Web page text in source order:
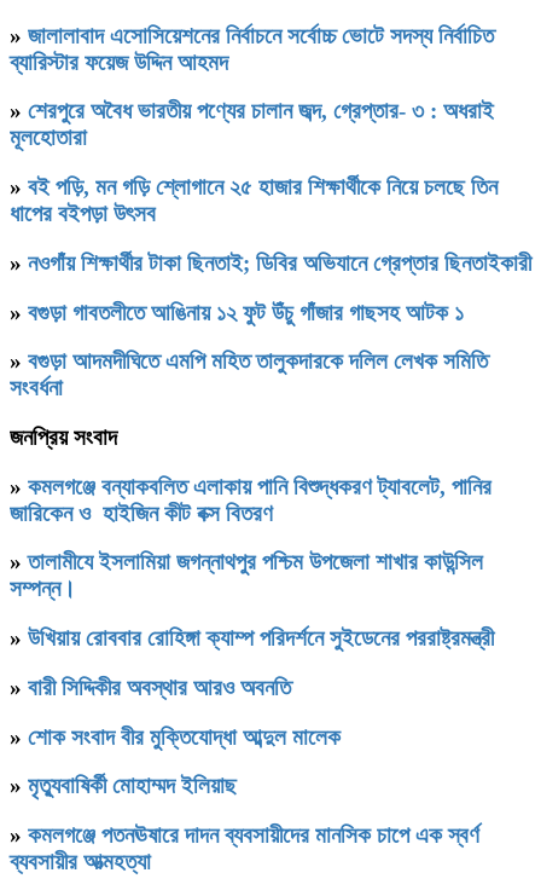
» জালালাবাদ এসোসিয়েশনের নির্বাচনে সর্বোচ্চ ভোটে সদস্য নির্বাচিত
ব্যারিস্টার ফয়েজ উদ্দিন আহমদ
» শেরপুরে অবৈধ ভারতীয় পণ্যের চালান জব্দ, গ্রেপ্তার- ৩ : অধরাই
মূলহোতারা
» বই পড়ি, মন গড়ি শ্লোগানে ২৫ হাজার শিক্ষার্থীকে নিয়ে চলছে তিন
ধাপের বইপড়া উৎসব
» নওগাঁয় শিক্ষার্থীর টাকা ছিনতাই; ডিবির অভিযানে গ্রেপ্তার ছিনতাইকারী
» বগুড়া গাবতলীতে আঙিনায় ১২ ফুট উঁচু গাঁজার গাছসহ আটক ১
» বগুড়া আদমদীঘিতে এমপি মহিত তালুকদারকে দলিল লেখক সমিতি
সংবর্ধনা
জনপ্রিয় সংবাদ
» কমলগঞ্জে বন্যাকবলিত এলাকায় পানি বিশুদ্ধকরণ ট্যাবলেট, পানির
জারিকেন ও হাইজিন কীট বক্স বিতরণ
»‎তালামীযে ইসলামিয়া জগন্নাথপুর পশ্চিম উপজেলা শাখার কাউন্সিল
সম্পন্ন।
» উখিয়ায় রোববার রোহিঙ্গা ক্যাম্প পরিদর্শনে সুইডেনের পররাষ্ট্রমন্ত্রী
» বারী সিদ্দিকীর অবস্থার আরও অবনতি
» শোক সংবাদ বীর মুক্তিযোদ্ধা আব্দুল মালেক
» মৃত্যুবাষির্কী মোহাম্মদ ইলিয়াছ
» কমলগঞ্জে পতনঊষারে দাদন ব্যবসায়ীদের মানসিক চাপে এক স্বর্ণ
ব্যবসায়ীর আত্মহত্যা